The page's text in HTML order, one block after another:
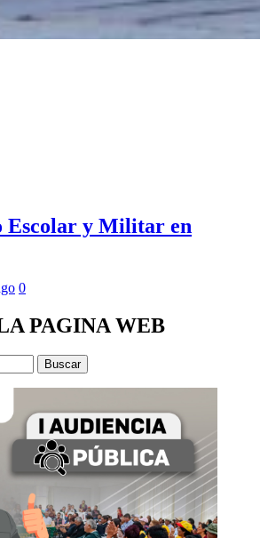
Escolar y Militar en
0
PAGINA WEB